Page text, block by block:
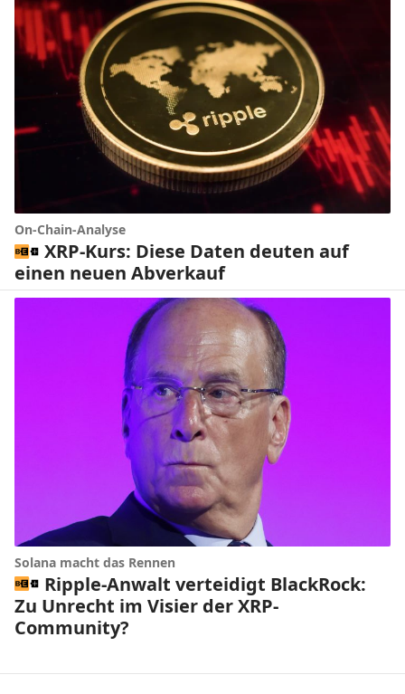
On-Chain-Analyse
XRP-Kurs: Diese Daten deuten auf
einen neuen Abverkauf
Solana macht das Rennen
Ripple-Anwalt verteidigt BlackRock:
Zu Unrecht im Visier der XRP-
Community?